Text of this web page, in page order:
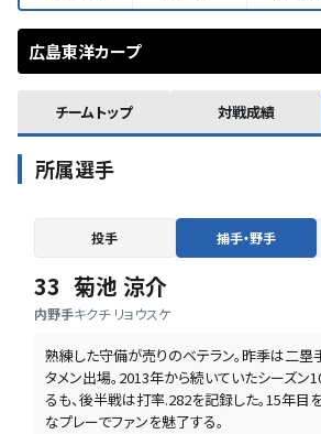
広島東洋カープ
チームトップ 対戦成績
所属選手
投手 捕手・野手
33
内野手
菊池 涼介
キクチ リョウスケ
熟練した守備が売りのベテラン。昨季は二塁
タメン出場。2013年から続いていたシーズン
るも、後半戦は打率.282を記録した。15年目
なプレーでファンを魅了する。